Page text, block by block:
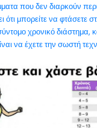
που δεν διαρκούν
ότι μπορείτε να φτάσετε
χρονικό διάστημα,
να έχετε την σωστή